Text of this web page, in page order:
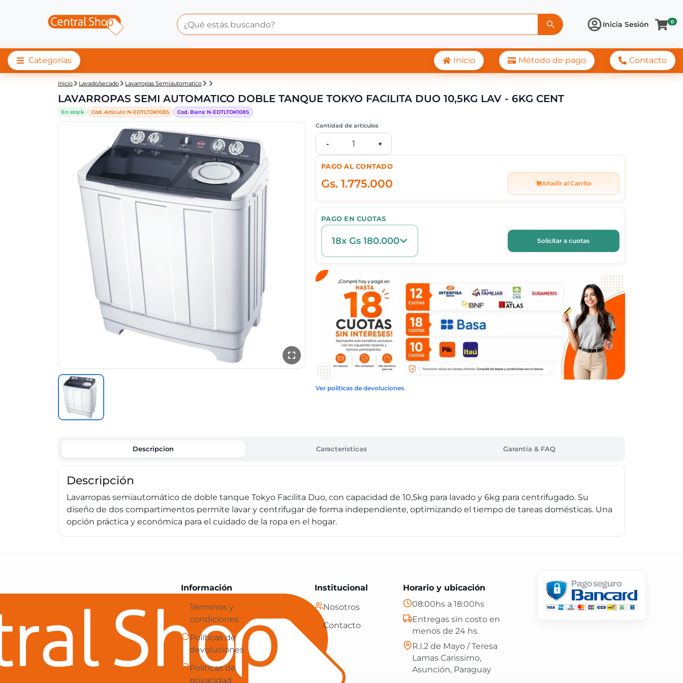
Inicia Sesión 0
Categorías Inicio Método de pago Contacto
Central Shop: LAVARROPAS SEMI AUTOMATICO DOBLE TANQUE
Inicio Lavado/secado Lavarropas Semiautomatico
LAVARROPAS SEMI AUTOMATICO DOBLE TANQUE TOKYO FACILITA DUO 10,5KG LAV - 6KG CENT
En stock Cod. Articulo: N-EDTLTOK108S Cod. Barra: N-EDTLTOK108S
PAGO AL CONTADO
Gs. 1.775.000 Añadir al Carrito
PAGO EN CUOTAS
18x Gs 180.000 Solicitar a cuotas
Cantidad de artículos
- 1 +
Ver políticas de devoluciones
Descripcion Características Garantía & FAQ
Descripción
Lavarropas semiautomático de doble tanque Tokyo Facilita Duo, con capacidad de 10,5kg para lavado y 6kg para centrifugado. Su
diseño de dos compartimentos permite lavar y centrifugar de forma independiente, optimizando el tiempo de tareas domésticas. Una
opción práctica y económica para el cuidado de la ropa en el hogar.
Central Shop es tu e-commerce en Paraguay: tecnología, hogar y más, con envíos gratis en 24 hs y atención confiable.
Información
Términos y
condiciones
Políticas de
devoluciones
Politicas de
privacidad
Institucional
Nosotros
Contacto
Horario y ubicación
08:00hs a 18:00hs
Entregas sin costo en
menos de 24 hs.
R.I.2 de Mayo / Teresa
Lamas Carissimo,
Asunción, Paraguay